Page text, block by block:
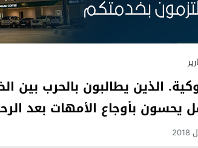
الذين يطالبون بالحرب بين
يحسون بأوجاع الأمهات بعد